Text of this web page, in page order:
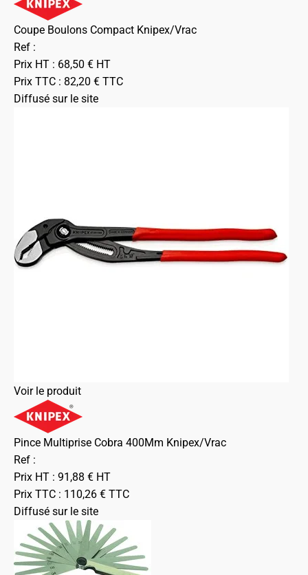
Coupe Boulons Compact Knipex/Vrac
Ref :
Prix HT : 68,50 € HT
Prix TTC : 82,20 € TTC
Diffusé sur le site
Voir le produit
Pince Multiprise Cobra 400Mm Knipex/Vrac
Ref :
Prix HT : 91,88 € HT
Prix TTC : 110,26 € TTC
Diffusé sur le site